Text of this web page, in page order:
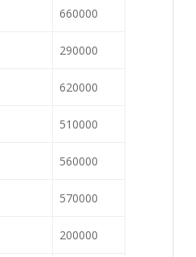
660000
290000
620000
510000
560000
570000
200000